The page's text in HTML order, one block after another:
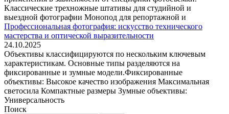
Классические трехножные штативы для студийной и
выездной фотографии Монопод для репортажной и
Профессиональная фотография: искусство технического
мастерства и оптической выразительности
24.10.2025
Объективы классифицируются по нескольким ключевым
характеристикам. Основные типы разделяются на
фиксированные и зумные модели.Фиксированные
объективы: Высокое качество изображения Максимальная
светосила Компактные размеры Зумные объективы:
Универсальность
Поиск